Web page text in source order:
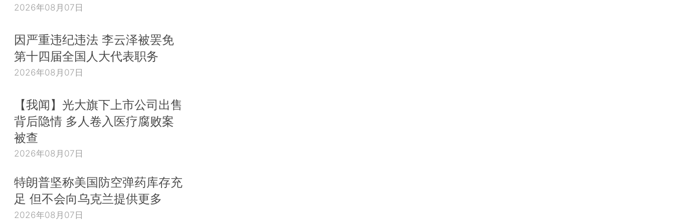
2026年08月07日
因严重违纪违法 李云泽被罢免
第十四届全国人大代表职务
2026年08月07日
【我闻】光大旗下上市公司出售
背后隐情 多人卷入医疗腐败案
被查
2026年08月07日
特朗普坚称美国防空弹药库存充
足 但不会向乌克兰提供更多
2026年08月07日